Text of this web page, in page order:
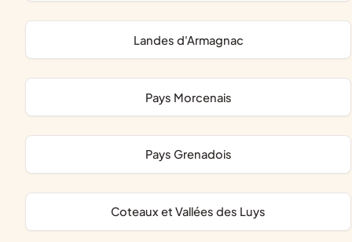
Landes d'Armagnac
Pays Morcenais
Pays Grenadois
Coteaux et Vallées des Luys